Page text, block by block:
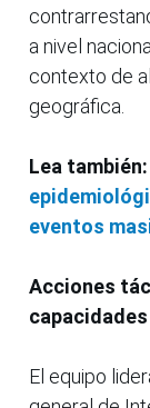
a nivel
contexto de
geográfica.
Lea también:
eventos
Acciones
capacidades
El equipo